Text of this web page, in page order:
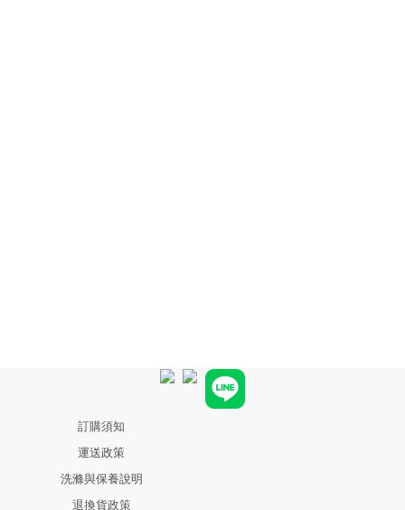
訂購須知
運送政策
洗滌與保養說明
退換貨政策